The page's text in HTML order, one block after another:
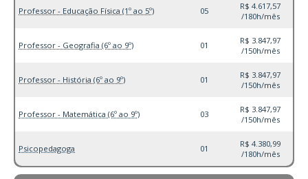
Professor - Educação Física (1º ao 5º) 05
R$ 4.617,57
/180h/mês
Professor - Geografia (6º ao 9º) 01
R$ 3.847,97
/150h/mês
Professor - História (6º ao 9º) 01
R$ 3.847,97
/150h/mês
Professor - Matemática (6º ao 9º) 03
R$ 3.847,97
/150h/mês
Psicopedagoga 01
R$ 4.380,99
/180h/mês